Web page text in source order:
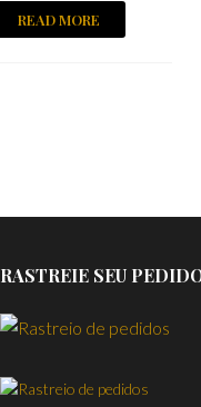
READ MORE
RASTREIE SEU